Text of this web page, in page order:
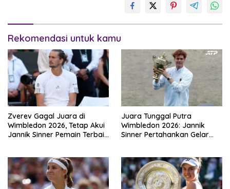
Rekomendasi untuk kamu
Zverev Gagal Juara di
Wimbledon 2026, Tetap Akui
Jannik Sinner Pemain Terbaik
Juara Tunggal Putra
Wimbledon 2026: Jannik
Sinner Pertahankan Gelar